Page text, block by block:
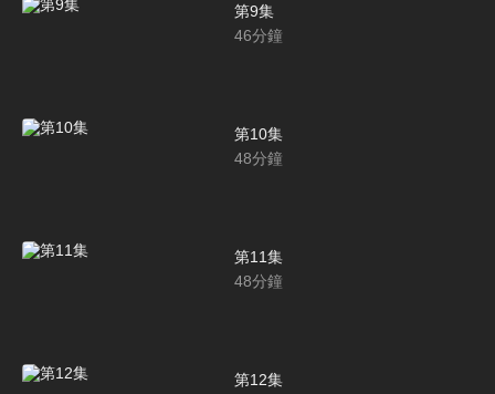
第9集
46分鐘
第10集
48分鐘
第11集
48分鐘
第12集